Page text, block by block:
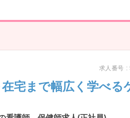
求人番号
在宅まで幅広く学べ